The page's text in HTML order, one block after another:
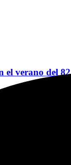
el verano del 82